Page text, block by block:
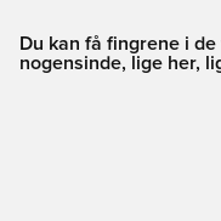
Du kan få fingrene i
nogensinde, lige her,